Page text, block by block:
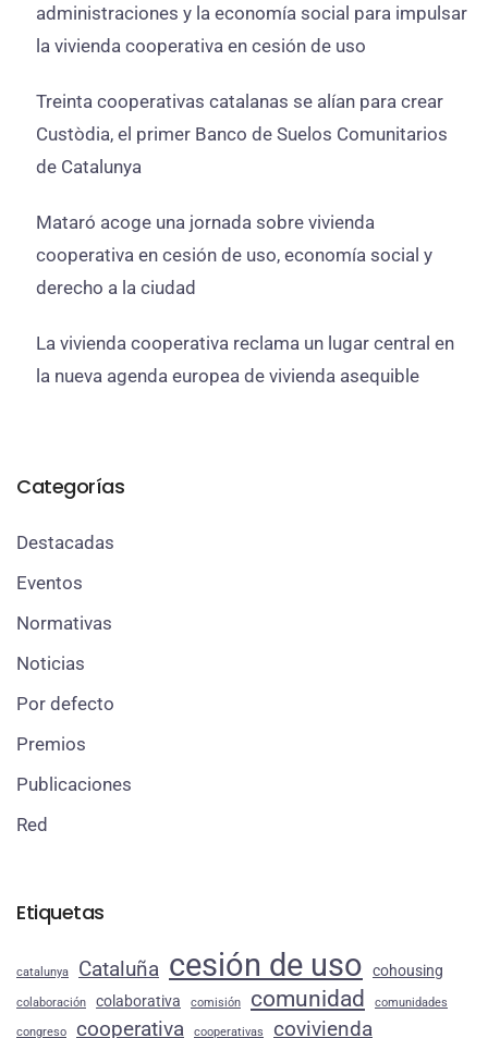
administraciones y la economía social para impulsar
la vivienda cooperativa en cesión de uso
Treinta cooperativas catalanas se alían para crear
Custòdia, el primer Banco de Suelos Comunitarios
de Catalunya
Mataró acoge una jornada sobre vivienda
cooperativa en cesión de uso, economía social y
derecho a la ciudad
La vivienda cooperativa reclama un lugar central en
la nueva agenda europea de vivienda asequible
Categorías
Destacadas
Eventos
Normativas
Noticias
Por defecto
Premios
Publicaciones
Red
Etiquetas
catalunya Cataluña cesión de uso cohousing
colaboración colaborativa comisión comunidad comunidades
congreso cooperativa cooperativas covivienda